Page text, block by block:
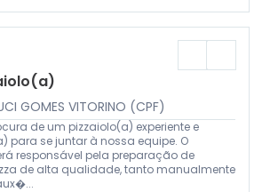
GOMES VITORINO (CPF)
de um pizzaiolo(a) experiente e
para se juntar à nossa equipe. O
responsável pela preparação de
de alta qualidade, tanto manualmente